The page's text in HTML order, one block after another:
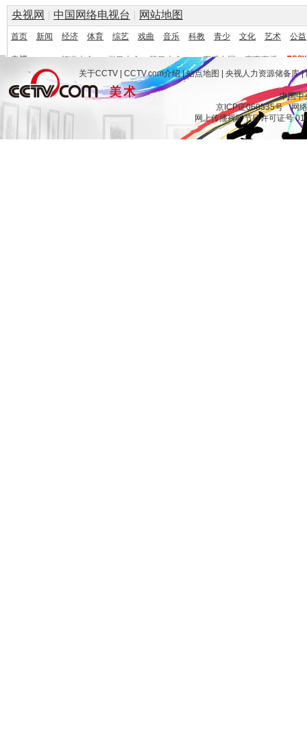
关于CCTV| CCTV.com介绍|站点地图 央视人力资源储备库|
中国中
京ICP证060535号网络
网上传播视听节目许可证号